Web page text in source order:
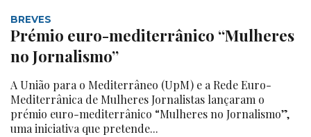
BREVES
Prémio euro-mediterrânico “Mulheres
no Jornalismo”
A União para o Mediterrâneo (UpM) e a Rede Euro-
Mediterrânica de Mulheres Jornalistas lançaram o
prémio euro-mediterrânico “Mulheres no Jornalismo”,
uma iniciativa que pretende...